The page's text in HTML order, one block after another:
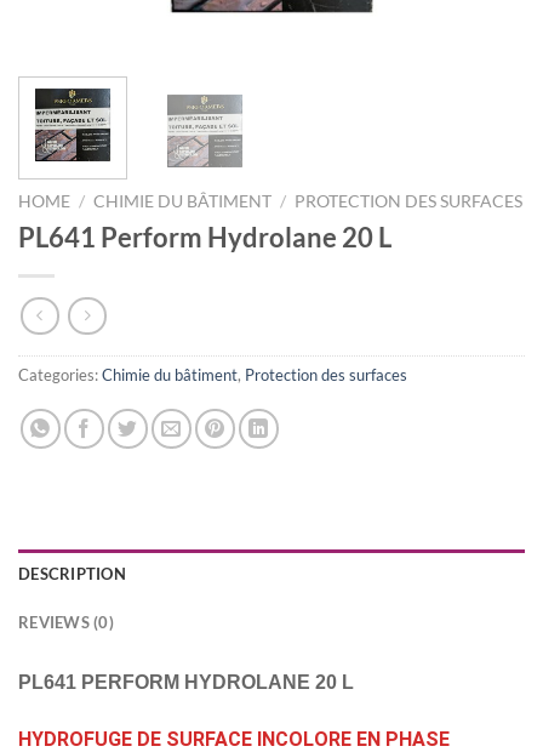
HOME / CHIMIE DU BÂTIMENT / PROTECTION DES SURFACES
PL641 Perform Hydrolane 20 L
Categories:Chimie du bâtiment, Protection des surfaces
DESCRIPTION
REVIEWS (0)
PL641 PERFORM HYDROLANE 20 L
HYDROFUGE DE SURFACE INCOLORE EN PHASE